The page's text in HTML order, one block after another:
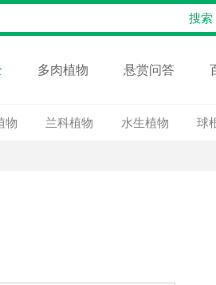
多肉植物 悬赏问答
物 兰科植物 水生植物 球